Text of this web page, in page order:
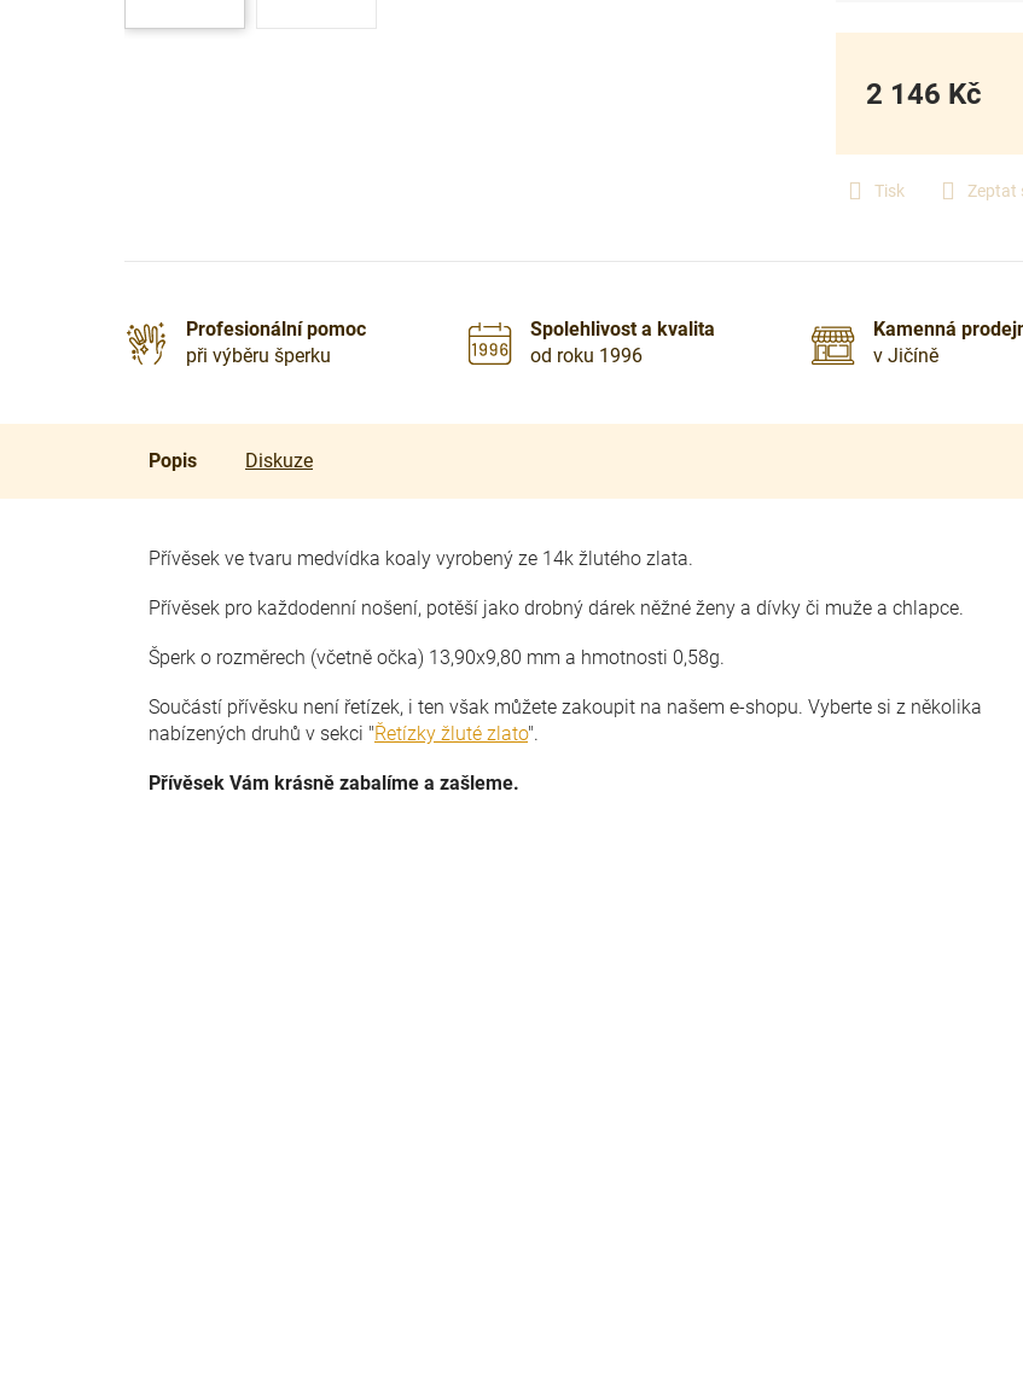
Tisk Zeptat
2 146 Kč
Profesionální pomoc
při výběru šperku
Spolehlivost a kvalita
od roku 1996
Kamenná
v Jičíně
Popis Diskuze
Přívěsek ve tvaru medvídka koaly vyrobený ze 14k žlutého zlata.
Přívěsek pro každodenní nošení, potěší jako drobný dárek něžné ženy a dívky či muže a chlapce.
Šperk o rozměrech (včetně očka) 13,90x9,80 mm a hmotnosti 0,58g.
Součástí přívěsku není řetízek, i ten však můžete zakoupit na našem e-shopu. Vyberte si z několika
nabízených druhů v sekci "Řetízky žluté zlato".
Přívěsek Vám krásně zabalíme a zašleme.